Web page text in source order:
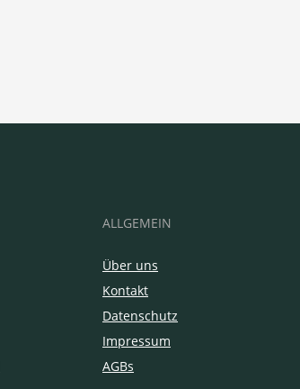
ALLGEMEIN
Über uns
Kontakt
Datenschutz
Impressum
AGBs